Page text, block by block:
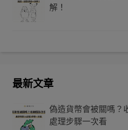
解！
最新文章
偽造貨幣會被關嗎？
處理步驟一次看